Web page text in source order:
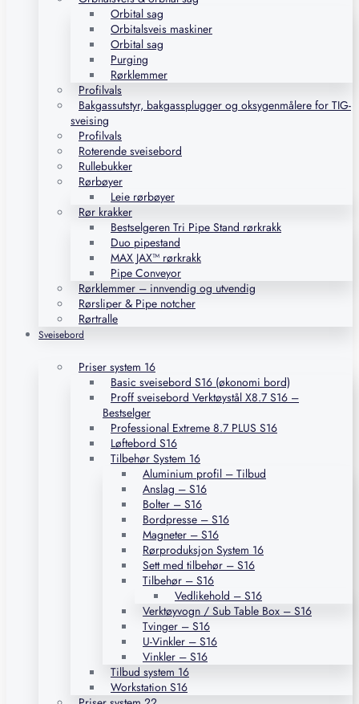
Orbital sag
Orbitalsveis maskiner
Orbital sag
Purging
Rørklemmer
Profilvals
Bakgassutstyr, bakgassplugger og oksygenmålere for TIG-
sveising
Profilvals
Roterende sveisebord
Rullebukker
Rørbøyer
Leie rørbøyer
Rør krakker
Bestselgeren Tri Pipe Stand rørkrakk
Duo pipestand
MAX JAX™ rørkrakk
Pipe Conveyor
Rørklemmer – innvendig og utvendig
Rørsliper & Pipe notcher
Rørtralle
Sveisebord
Priser system 16
Basic sveisebord S16 (økonomi bord)
Proff sveisebord Verktøystål X8.7 S16 –
Bestselger
Professional Extreme 8.7 PLUS S16
Løftebord S16
Tilbehør System 16
Aluminium profil – Tilbud
Anslag – S16
Bolter – S16
Bordpresse – S16
Magneter – S16
Rørproduksjon System 16
Sett med tilbehør – S16
Tilbehør – S16
Vedlikehold – S16
Verktøyvogn / Sub Table Box – S16
Tvinger – S16
U-Vinkler – S16
Vinkler – S16
Tilbud system 16
Workstation S16